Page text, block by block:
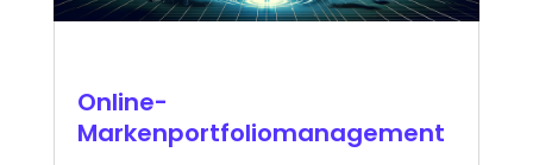
Online-
Markenportfoliomanagement